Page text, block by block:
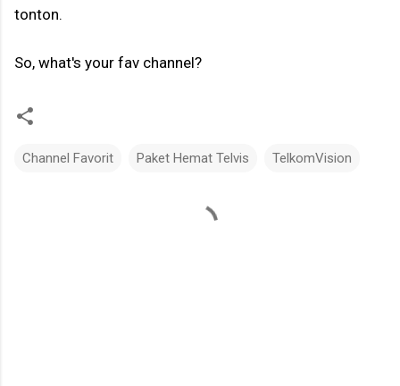
tonton.
So, what's your fav channel?
Channel Favorit Paket Hemat Telvis TelkomVision